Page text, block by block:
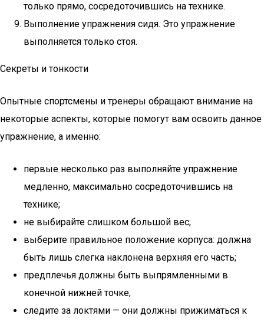
только прямо, сосредоточившись на технике.
Выполнение упражнения сидя. Это упражнение
выполняется только стоя.
Секреты и тонкости
Опытные спортсмены и тренеры обращают внимание на
некоторые аспекты, которые помогут вам освоить данное
упражнение, а именно:
первые несколько раз выполняйте упражнение
медленно, максимально сосредоточившись на
технике;
не выбирайте слишком большой вес;
выберите правильное положение корпуса: должна
быть лишь слегка наклонена верхняя его часть;
предплечья должны быть выпрямленными в
конечной нижней точке;
следите за локтями — они должны прижиматься к